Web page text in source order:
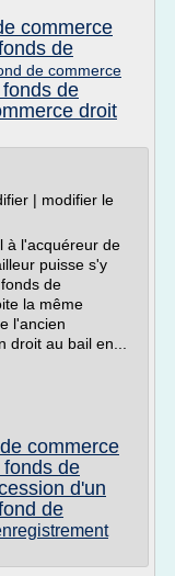
commerce
de
de commerce
de
droit
| modifier le
à l'acquéreur de
puisse s'y
de
la même
l'ancien
droit au bail en...
commerce
de
d'un
de